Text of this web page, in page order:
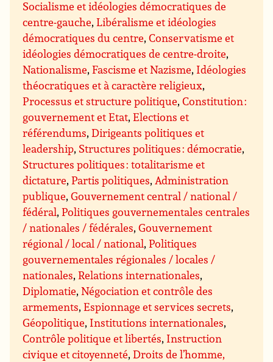
Socialisme et idéologies démocratiques de
centre-gauche,Libéralisme et idéologies
démocratiques du centre,Conservatisme et
idéologies démocratiques de centre-droite,
Nationalisme,Fascisme et Nazisme, Idéologies
théocratiques et à caractère religieux,
Processus et structure politique,Constitution :
gouvernement et Etat,Elections et
référendums,Dirigeants politiques et
leadership, Structures politiques : démocratie,
Structures politiques : totalitarisme et
dictature,Partis politiques,Administration
publique,Gouvernement central / national /
fédéral,Politiques gouvernementales centrales
/ nationales / fédérales,Gouvernement
régional / local / national,Politiques
gouvernementales régionales / locales /
nationales,Relations internationales,
Diplomatie,Négociation et contrôle des
armements,Espionnage et services secrets,
Géopolitique, Institutions internationales,
Contrôle politique et libertés, Instruction
civique et citoyenneté,Droits de l’homme,